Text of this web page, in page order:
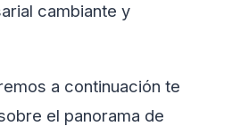
cambiante y
a continuación te
el panorama de